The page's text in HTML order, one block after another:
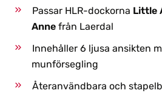
Passar HLR-dockorna Little
Anne från Laerdal
Innehåller 6 ljusa ansikten
munförsegling
Återanvändbara och